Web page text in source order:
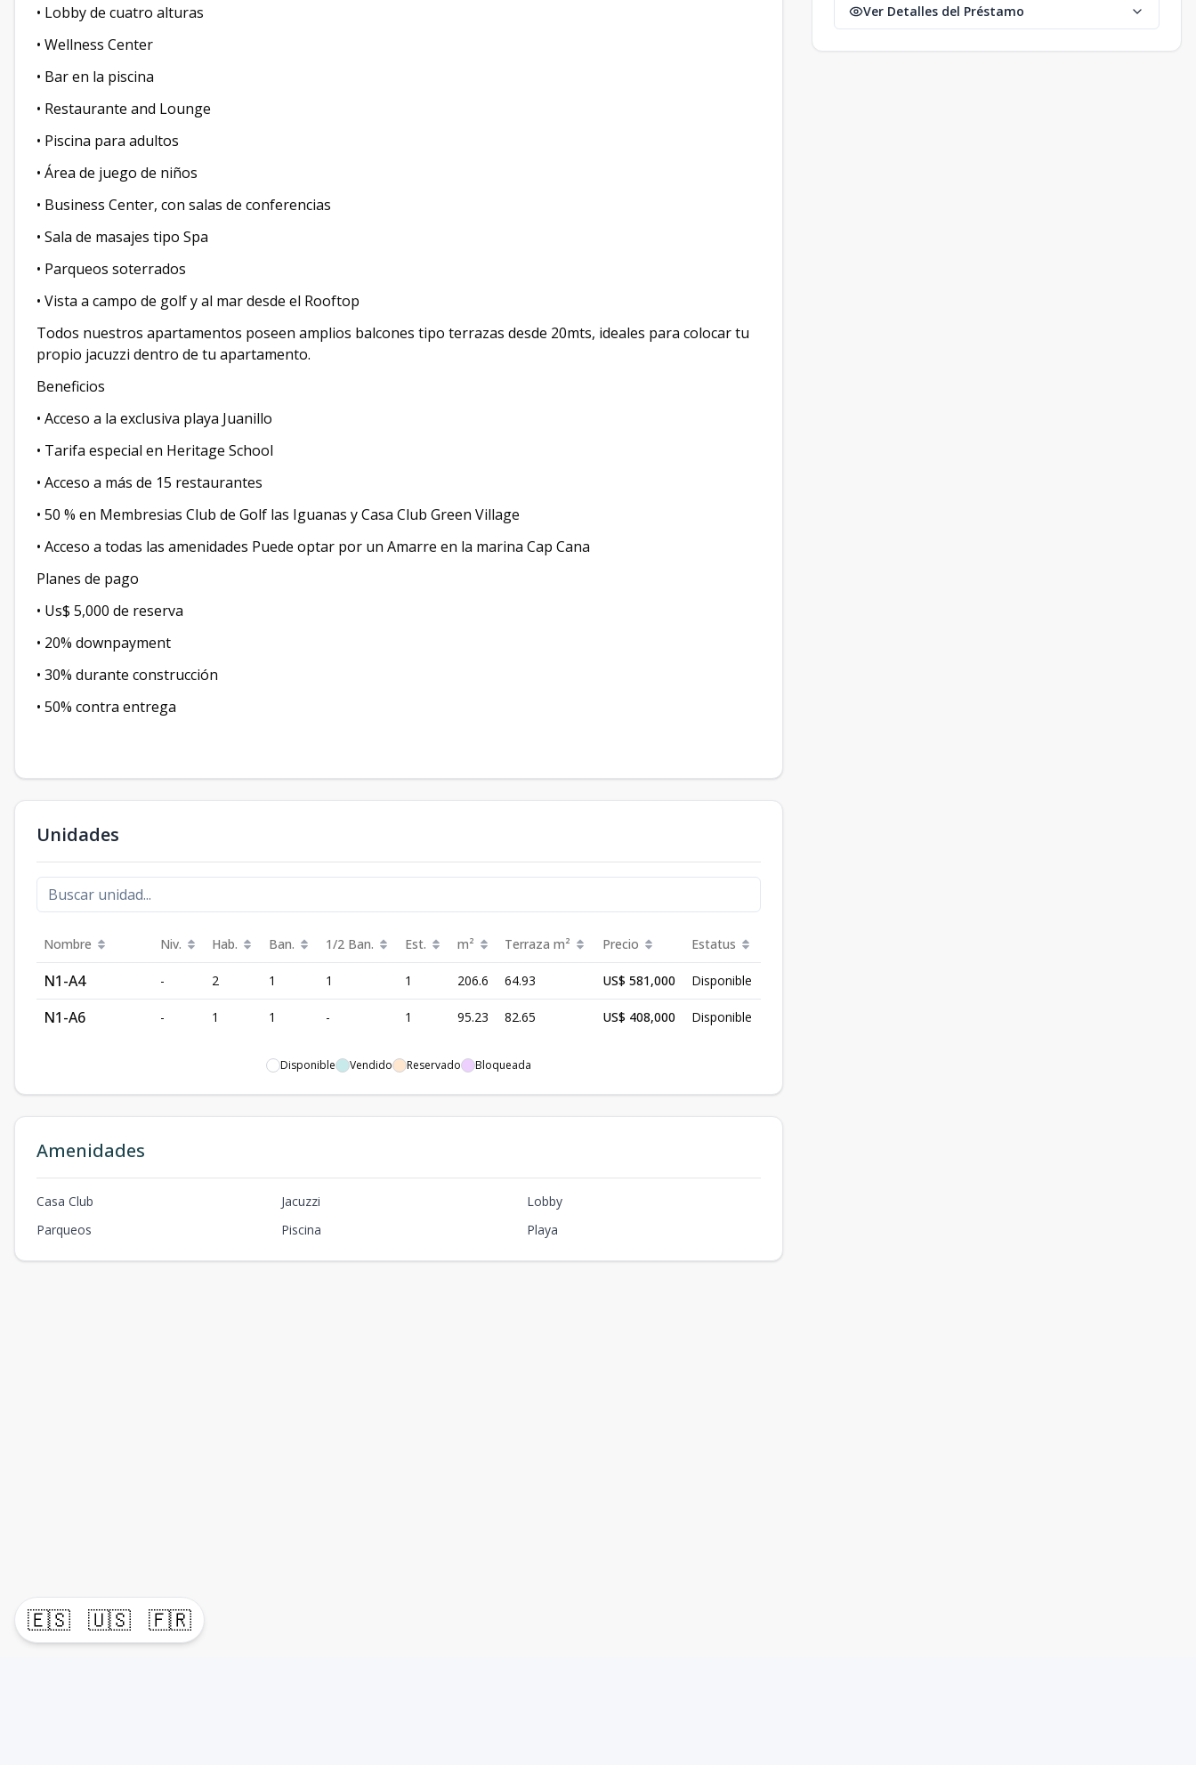
🇪🇸 🇺🇸 🇫🇷
• Lobby de cuatro alturas
• Wellness Center
• Bar en la piscina
• Restaurante and Lounge
• Piscina para adultos
• Área de juego de niños
• Business Center, con salas de conferencias
• Sala de masajes tipo Spa
• Parqueos soterrados
• Vista a campo de golf y al mar desde el Rooftop
Todos nuestros apartamentos poseen amplios balcones tipo terrazas desde 20mts, ideales para colocar tu
propio jacuzzi dentro de tu apartamento.
Beneficios
• Acceso a la exclusiva playa Juanillo
• Tarifa especial en Heritage School
• Acceso a más de 15 restaurantes
• 50 % en Membresias Club de Golf las Iguanas y Casa Club Green Village
• Acceso a todas las amenidades Puede optar por un Amarre en la marina Cap Cana
Planes de pago
• Us$ 5,000 de reserva
• 20% downpayment
• 30% durante construcción
• 50% contra entrega
Unidades
Nombre Niv. Hab. Ban. 1/2 Ban. Est. m² Terraza m² Precio Estatus
N1-A4 - 2 1 1 1 206.6 64.93 US$ 581,000 Disponible
N1-A6 - 1 1 - 1 95.23 82.65 US$ 408,000 Disponible
Disponible Vendido Reservado Bloqueada
Amenidades
Casa Club Jacuzzi
Lobby
Parqueos
Piscina Playa
Ver Detalles del Préstamo